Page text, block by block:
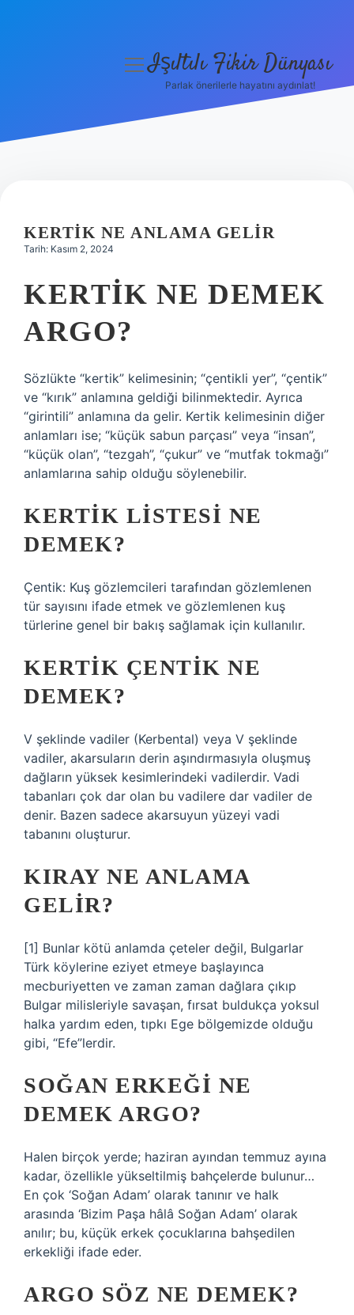
menüyüIşıltılı Fikir Dünyası
Parlak önerilerle hayatını aydınlat!
KERTIK NE ANLAMA GELIR
Tarih: Kasım 2, 2024
KERTIK NE DEMEK
ARGO?
Sözlükte “kertik” kelimesinin; “çentikli yer”, “çentik”
ve “kırık” anlamına geldiği bilinmektedir. Ayrıca
“girintili” anlamına da gelir. Kertik kelimesinin diğer
anlamları ise; “küçük sabun parçası” veya “insan”,
“küçük olan”, “tezgah”, “çukur” ve “mutfak tokmağı”
anlamlarına sahip olduğu söylenebilir.
KERTIK LISTESI NE
DEMEK?
Çentik: Kuş gözlemcileri tarafından gözlemlenen
tür sayısını ifade etmek ve gözlemlenen kuş
türlerine genel bir bakış sağlamak için kullanılır.
KERTIK ÇENTIK NE
DEMEK?
V şeklinde vadiler (Kerbental) veya V şeklinde
vadiler, akarsuların derin aşındırmasıyla oluşmuş
dağların yüksek kesimlerindeki vadilerdir. Vadi
tabanları çok dar olan bu vadilere dar vadiler de
denir. Bazen sadece akarsuyun yüzeyi vadi
tabanını oluşturur.
KIRAY NE ANLAMA
GELIR?
[1] Bunlar kötü anlamda çeteler değil, Bulgarlar
Türk köylerine eziyet etmeye başlayınca
mecburiyetten ve zaman zaman dağlara çıkıp
Bulgar milisleriyle savaşan, fırsat buldukça yoksul
halka yardım eden, tıpkı Ege bölgemizde olduğu
gibi, “Efe”lerdir.
SOĞAN ERKEĞI NE
DEMEK ARGO?
Halen birçok yerde; haziran ayından temmuz ayına
kadar, özellikle yükseltilmiş bahçelerde bulunur…
En çok ‘Soğan Adam’ olarak tanınır ve halk
arasında ‘Bizim Paşa hâlâ Soğan Adam’ olarak
anılır; bu, küçük erkek çocuklarına bahşedilen
erkekliği ifade eder.
ARGO SÖZ NE DEMEK?